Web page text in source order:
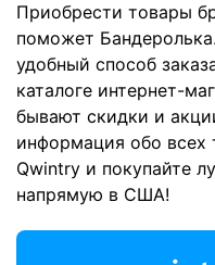
Приобрести товары
поможет
удобный способ
каталоге интернет-
бывают скидки и
информация обо всех
Qwintry и покупайте
напрямую в США!